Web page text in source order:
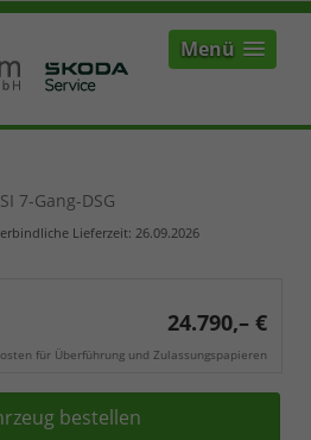
Menü
7-Gang-DSG
Lieferzeit: 26.09.2026
24.790,– €
für Überführung und Zulassungspapieren
bestellen